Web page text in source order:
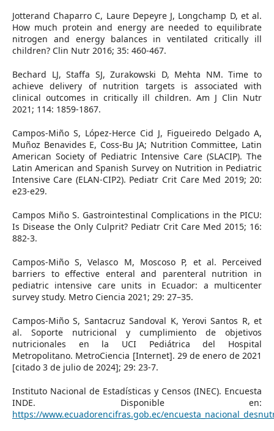
Jotterand Chaparro C, Laure Depeyre J, Longchamp D, et al.
How much protein and energy are needed to equilibrate
nitrogen and energy balances in ventilated critically ill
children? Clin Nutr 2016; 35: 460-467.
Bechard LJ, Staffa SJ, Zurakowski D, Mehta NM. Time to
achieve delivery of nutrition targets is associated with
clinical outcomes in critically ill children. Am J Clin Nutr
2021; 114: 1859-1867.
Campos-Miño S, López-Herce Cid J, Figueiredo Delgado A,
Muñoz Benavides E, Coss-Bu JA; Nutrition Committee, Latin
American Society of Pediatric Intensive Care (SLACIP). The
Latin American and Spanish Survey on Nutrition in Pediatric
Intensive Care (ELAN-CIP2). Pediatr Crit Care Med 2019; 20:
e23-e29.
Campos Miño S. Gastrointestinal Complications in the PICU:
Is Disease the Only Culprit? Pediatr Crit Care Med 2015; 16:
882-3.
Campos-Miño S, Velasco M, Moscoso P, et al. Perceived
barriers to effective enteral and parenteral nutrition in
pediatric intensive care units in Ecuador: a multicenter
survey study. Metro Ciencia 2021; 29: 27–35.
Campos-Miño S, Santacruz Sandoval K, Yerovi Santos R, et
al. Soporte nutricional y cumplimiento de objetivos
nutricionales en la UCI Pediátrica del Hospital
Metropolitano. MetroCiencia [Internet]. 29 de enero de 2021
[citado 3 de julio de 2024]; 29: 23-7.
Instituto Nacional de Estadísticas y Censos (INEC). Encuesta
INDE. Disponible en:
https://www.ecuadorencifras.gob.ec/